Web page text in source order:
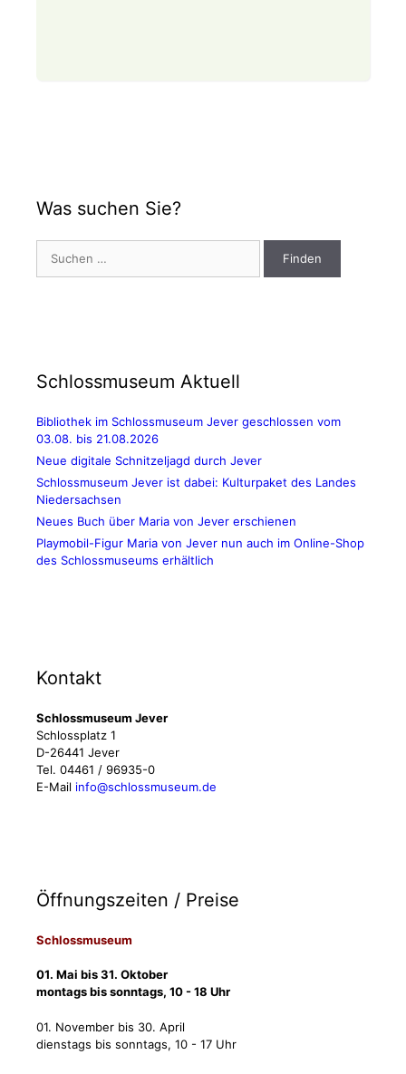
Was suchen Sie?
nach:
Schlossmuseum Aktuell
Bibliothek im Schlossmuseum Jever geschlossen vom
03.08. bis 21.08.2026
Neue digitale Schnitzeljagd durch Jever
Schlossmuseum Jever ist dabei: Kulturpaket des Landes
Niedersachsen
Neues Buch über Maria von Jever erschienen
Playmobil-Figur Maria von Jever nun auch im Online-Shop
des Schlossmuseums erhältlich
Kontakt
Schlossmuseum Jever
Schlossplatz 1
D-26441 Jever
Tel. 04461 / 96935-0
E-Mail info@schlossmuseum.de
Öffnungszeiten / Preise
Schlossmuseum
01. Mai bis 31. Oktober
montags bis sonntags, 10 - 18 Uhr
01. November bis 30. April
dienstags bis sonntags, 10 - 17 Uhr